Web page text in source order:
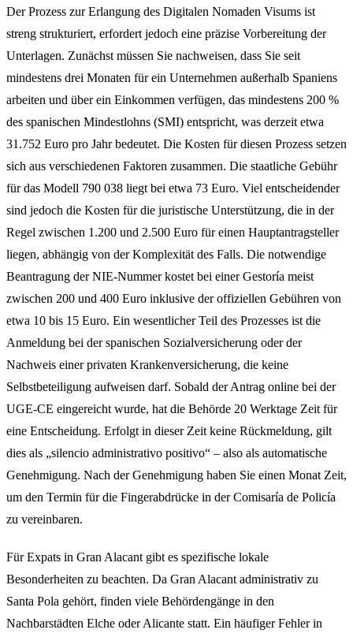
Der Prozess zur Erlangung des Digitalen Nomaden Visums ist
streng strukturiert, erfordert jedoch eine präzise Vorbereitung der
Unterlagen. Zunächst müssen Sie nachweisen, dass Sie seit
mindestens drei Monaten für ein Unternehmen außerhalb Spaniens
arbeiten und über ein Einkommen verfügen, das mindestens 200 %
des spanischen Mindestlohns (SMI) entspricht, was derzeit etwa
31.752 Euro pro Jahr bedeutet. Die Kosten für diesen Prozess setzen
sich aus verschiedenen Faktoren zusammen. Die staatliche Gebühr
für das Modell 790 038 liegt bei etwa 73 Euro. Viel entscheidender
sind jedoch die Kosten für die juristische Unterstützung, die in der
Regel zwischen 1.200 und 2.500 Euro für einen Hauptantragsteller
liegen, abhängig von der Komplexität des Falls. Die notwendige
Beantragung der NIE-Nummer kostet bei einer Gestoría meist
zwischen 200 und 400 Euro inklusive der offiziellen Gebühren von
etwa 10 bis 15 Euro. Ein wesentlicher Teil des Prozesses ist die
Anmeldung bei der spanischen Sozialversicherung oder der
Nachweis einer privaten Krankenversicherung, die keine
Selbstbeteiligung aufweisen darf. Sobald der Antrag online bei der
UGE-CE eingereicht wurde, hat die Behörde 20 Werktage Zeit für
eine Entscheidung. Erfolgt in dieser Zeit keine Rückmeldung, gilt
dies als „silencio administrativo positivo“ – also als automatische
Genehmigung. Nach der Genehmigung haben Sie einen Monat Zeit,
um den Termin für die Fingerabdrücke in der Comisaría de Policía
zu vereinbaren.
Für Expats in Gran Alacant gibt es spezifische lokale
Besonderheiten zu beachten. Da Gran Alacant administrativ zu
Santa Pola gehört, finden viele Behördengänge in den
Nachbarstädten Elche oder Alicante statt. Ein häufiger Fehler in